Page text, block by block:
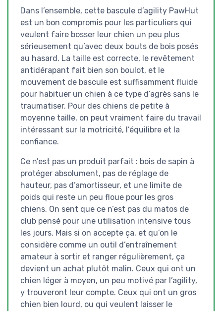
Dans l’ensemble, cette bascule d’agility PawHut
est un bon compromis pour les particuliers qui
veulent faire bosser leur chien un peu plus
sérieusement qu’avec deux bouts de bois posés
au hasard. La taille est correcte, le revêtement
antidérapant fait bien son boulot, et le
mouvement de bascule est suffisamment fluide
pour habituer un chien à ce type d’agrès sans le
traumatiser. Pour des chiens de petite à
moyenne taille, on peut vraiment faire du travail
intéressant sur la motricité, l’équilibre et la
confiance.
Ce n’est pas un produit parfait : bois de sapin à
protéger absolument, pas de réglage de
hauteur, pas d’amortisseur, et une limite de
poids qui reste un peu floue pour les gros
chiens. On sent que ce n’est pas du matos de
club pensé pour une utilisation intensive tous
les jours. Mais si on accepte ça, et qu’on le
considère comme un outil d’entraînement
amateur à sortir et ranger régulièrement, ça
devient un achat plutôt malin. Ceux qui ont un
chien léger à moyen, un peu motivé par l’agility,
y trouveront leur compte. Ceux qui ont un gros
chien bien lourd, ou qui veulent laisser le